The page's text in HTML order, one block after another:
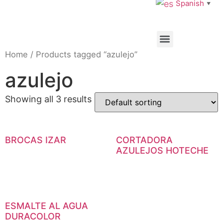
Spanish ▼
Home / Products tagged “azulejo”
azulejo
Showing all 3 results
BROCAS IZAR
CORTADORA
AZULEJOS HOTECHE
ESMALTE AL AGUA
DURACOLOR